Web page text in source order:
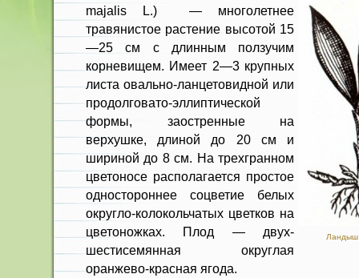
Ландыш
majalis L.) — многолетнее
травянистое растение вы­сотой 15
—25 см с длинным ползучим
корневищем. Имеет 2—3 круп­ных
листа овально-ланцетовидной или
продолговато-эллиптической
формы, заостренные на
верхушке, длиной до 20 см и
шириной до 8 см. На трехгранном
цветоносе располагается прос­тое
одностороннее соцветие белых
округло-колокольчатых цветков на
цве­тоножках. Плод — двух-
шестисемянная округлая
оранжево-красная ягода.